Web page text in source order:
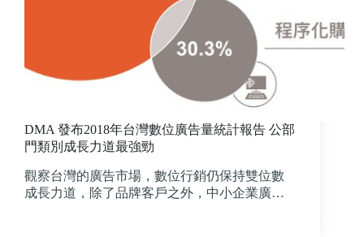
DMA 發布2018年台灣數位廣告量統計報告 公部
門類別成長力道最強勁
觀察台灣的廣告市場，數位行銷仍保持雙位數
成長力道，除了品牌客戶之外，中小企業廣…